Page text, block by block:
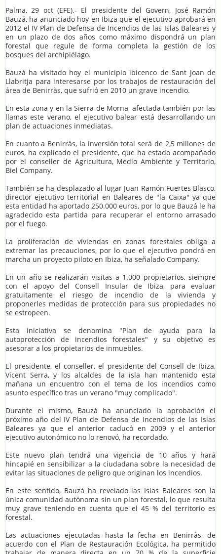
Palma, 29 oct (EFE).- El presidente del Govern, José Ramón
Bauzá, ha anunciado hoy en Ibiza que el ejecutivo aprobará en
2012 el IV Plan de Defensa de Incendios de las Islas Baleares y
en un plazo de dos años como máximo dispondrá un plan
forestal que regule de forma completa la gestión de los
bosques del archipiélago.
Bauzá ha visitado hoy el municipio ibicenco de Sant Joan de
Llabritja para interesarse por los trabajos de restauración del
área de Benirràs, que sufrió en 2010 un grave incendio.
En esta zona y en la Sierra de Morna, afectada también por las
llamas este verano, el ejecutivo balear está desarrollando un
plan de actuaciones inmediatas.
En cuanto a Benirràs, la inversión total será de 2,5 millones de
euros, ha explicado el presidente, que ha estado acompañado
por el conseller de Agricultura, Medio Ambiente y Territorio,
Biel Company.
También se ha desplazado al lugar Juan Ramón Fuertes Blasco,
director ejecutivo territorial en Baleares de "la Caixa" ya que
esta entidad ha aportado 250.000 euros, por lo que Bauzá le ha
agradecido esta partida para recuperar el entorno arrasado
por el fuego.
La proliferación de viviendas en zonas forestales obliga a
extremar las precauciones, por lo que el ejecutivo pondrá en
marcha un proyecto piloto en Ibiza, ha señalado Company.
En un año se realizarán visitas a 1.000 propietarios, siempre
con el apoyo del Consell Insular de Ibiza, para evaluar
gratuitamente el riesgo de incendio de la vivienda y
proponerles medidas de protección para sus propiedades no
se estropeen.
Esta iniciativa se denomina "Plan de ayuda para la
autoprotección de incendios forestales" y su objetivo es
asesorar a los propietarios de inmuebles.
El presidente, el conseller, el presidente del Consell de Ibiza,
Vicent Serra, y los alcaldes de la isla han mantenido esta
mañana un encuentro con el tema de los incendios como
asunto específico tras un verano "muy complicado".
Durante el mismo, Bauzá ha anunciado la aprobación el
próximo año del IV Plan de Defensa de Incendios de las Islas
Baleares ya que el anterior caducó en 2009 y el anterior
ejecutivo autonómico no lo renovó, ha recordado.
Este nuevo plan tendrá una vigencia de 10 años y hará
hincapié en sensibilizar a la ciudadana sobre la necesidad de
evitar las situaciones de peligro que originan los incendios.
En este sentido, Bauzá ha revelado las Islas Baleares son la
única comunidad autónoma sin un plan forestal, lo que resulta
muy grave teniendo en cuenta que el 45 % del territorio es
forestal.
Las actuaciones ejecutadas hasta la fecha en Benirràs, de
acuerdo con el Plan de Restauración Ecológica, ha permitido